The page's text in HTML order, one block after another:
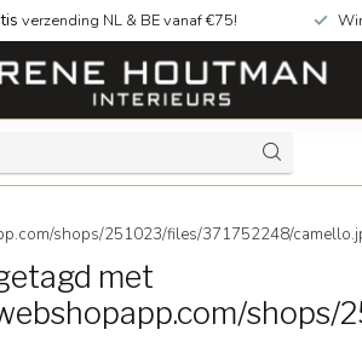
verzending NL & BE vanaf €75!
shops/251023/files/371752248/
met